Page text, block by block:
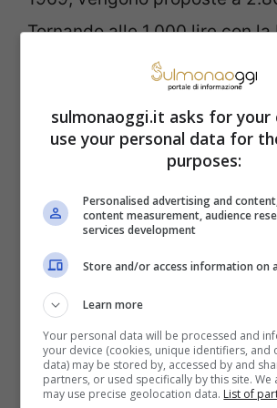
Tornando alle 1.000 lire con
sopra, un utente vende 3
ottobre 1990 al prezzo di
solo. La banconota da 2.000
Galileo Galilei, viene proposta
euro, o a un prezzo di
euro, all’asta.
Leggendo certe
conviene a tutti
nei cassetti per
sulmonaoggi.it asks for your
use your personal data for
purposes:
Personalised advertising and
content measurement, audience
services development
Store and/or access information on
Learn more
Your personal data will be processed and
your device (cookies, unique identifiers, and
data) may be stored by, accessed by and
partners, or used specifically by this site.
may use precise geolocation data. List of